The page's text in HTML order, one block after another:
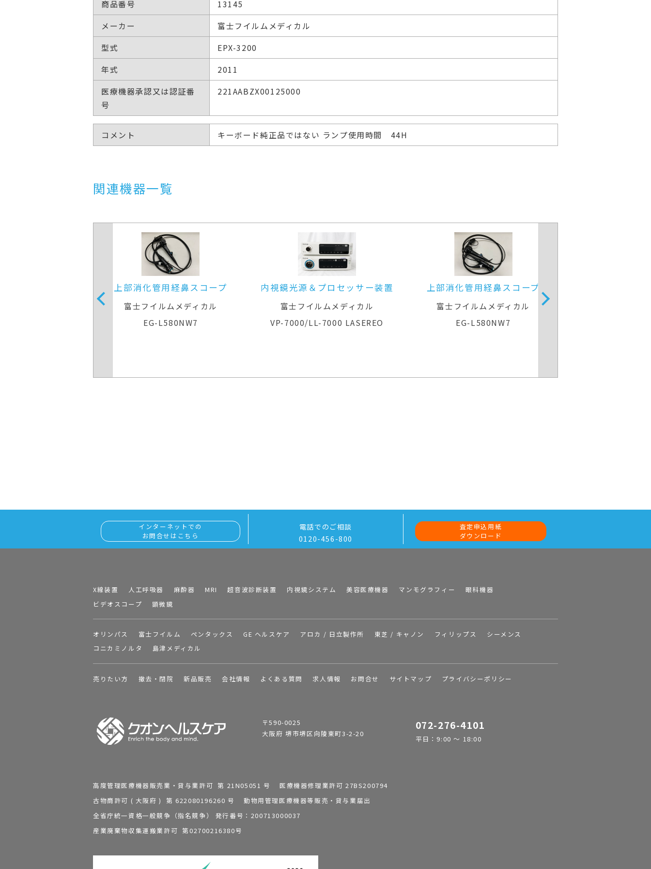
商品番号
13145
メーカー
富士フイルムメディカル
型式
EPX-3200
年式
2011
医療機器承認又は認証番
号
221AABZX00125000
コメント キーボード純正品ではない ランプ使用時間 44H
関連機器一覧
上部消化管用経鼻スコープ
富士フイルムメディカル
EG-L580NW7
内視鏡光源＆プロセッサー装置
富士フイルムメディカル
VP-7000/LL-7000 LASEREO
上部消化管用経鼻スコープ
富士フイルムメディカル
EG-L580NW7
インターネットでの
お問合せはこちら
電話でのご相談
0120-456-800
査定申込用紙
ダウンロード
X線装置 人工呼吸器 麻酔器 MRI 超音波診断装置 内視鏡システム 美容医療機器 マンモグラフィー
眼科機器
ビデオスコープ
顕微鏡
オリンパス 富士フイルム ペンタックス GE ヘルスケア アロカ / 日立製作所 東芝 / キャノン フィリップス
シーメンス
コニカミノルタ
島津メディカル
売りたい方 撤去・閉院 新品販売 会社情報 よくある質問 求人情報 お問合せ サイトマップ プライバシーポリシー
〒590-0025
大阪府 堺市堺区向陵東町3-2-20
072-276-4101
平日：9:00 ～ 18:00
高度管理医療機器販売業・貸与業許可 第 21N05051 号 医療機器修理業許可 27BS200794
古物商許可 ( 大阪府 ) 第 622080196260 号 動物用管理医療機器等販売・貸与業届出
全省庁統一資格一般競争（指名競争） 発行番号：200713000037
産業廃棄物収集運搬業許可 第02700216380号